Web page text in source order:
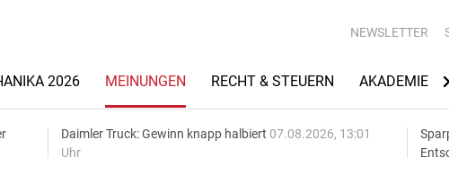
NEWSLETTER
2026 MEINUNGEN RECHT & STEUERN AKADEMIE
Daimler Truck: Gewinn knapp halbiert 07.08.2026, 13:01
Uhr